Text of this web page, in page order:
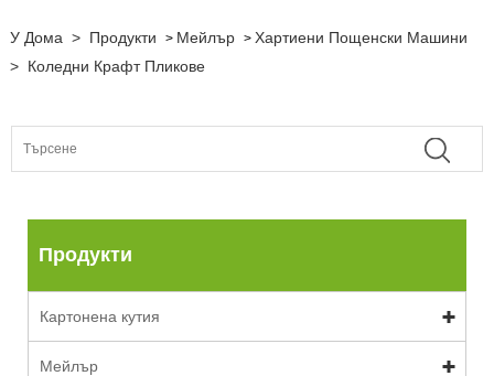
У Дома > Продукти > Мейлър > Хартиени Пощенски Машини
> Коледни Крафт Пликове
Продукти
Картонена кутия
Мейлър